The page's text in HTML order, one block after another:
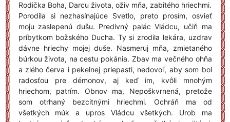
Rodička Boha, Darcu života, oživ mňa, zabitého hriechmi.
Porodila si nezhasínajúce Svetlo, preto prosím, osvieť
moju zaslepenú dušu. Predivný palác Vládcu, učiň ma
príbytkom božského Ducha. Ty si zrodila lekára, uzdrav
dávne hriechy mojej duše. Nasmeruj mňa, zmietaného
búrkou života, na cestu pokánia. Zbav ma večného ohňa
a zlého červa i pekelnej priepasti, nedovoľ, aby som bol
radosťou pre démonov, aj keď im, kvôli mnohým
hriechom, patrím. Obnov ma, Nepoškvrnená, pretože
som otrhaný bezcitnými hriechmi. Ochráň ma od
všetkých múk a upros Vládcu všetkých. Urob ma